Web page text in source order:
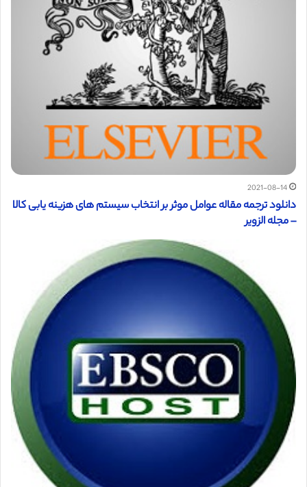
2021-08-14
دانلود ترجمه مقاله عوامل موثر بر انتخاب سیستم های هزینه یابی کالا
– مجله الزویر